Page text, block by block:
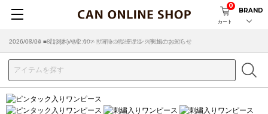
カート
0
BRAND
2026/07/29 ■【お知らせ】ヤマト運輸の配送遅延・停止について
2026/03/18 ■店舗受け取りサービスのご案内